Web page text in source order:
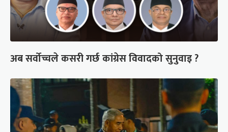
अब सर्वोच्चले कसरी गर्छ कांग्रेस विवादको सुनुवाइ ?